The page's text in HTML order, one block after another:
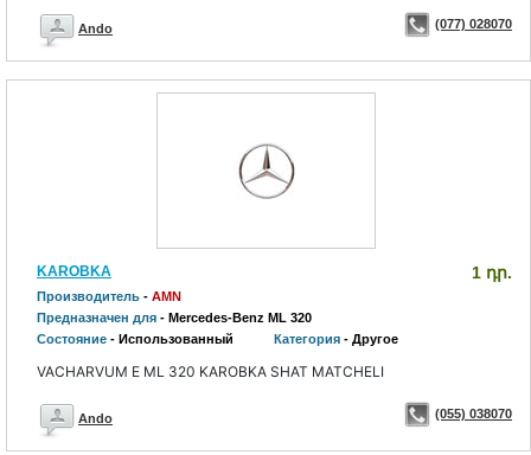
Ando (077) 028070
KAROBKA 1 դր.
Производитель - AMN
Предназначен для - Mercedes-Benz ML 320
Состояние - Использованный Категория - Другое
VACHARVUM E ML 320 KAROBKA SHAT MATCHELI
Ando (055) 038070